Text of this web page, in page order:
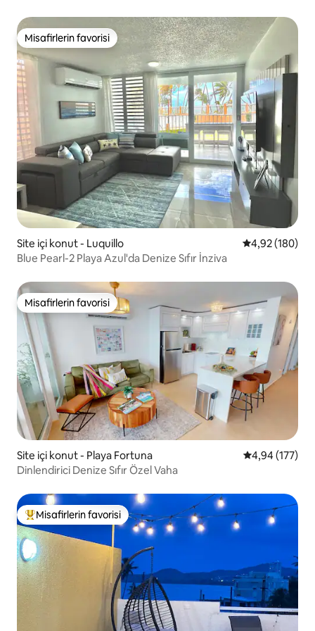
Misafirlerin favorisi
Misafirlerin favorisi
Site içi konut - Luquillo 5 üzerinden
4,92 (180)
Blue Pearl-2 Playa Azul'da Denize Sıfır İnziva
Misafirlerin favorisi
Misafirlerin favorisi
Site içi konut - Playa Fortuna 5 üzerinden
4,94 (177)
Dinlendirici Denize Sıfır Özel Vaha
Misafirlerin favorilerinden en beğenilenler arasında
Misafirlerin favorisi